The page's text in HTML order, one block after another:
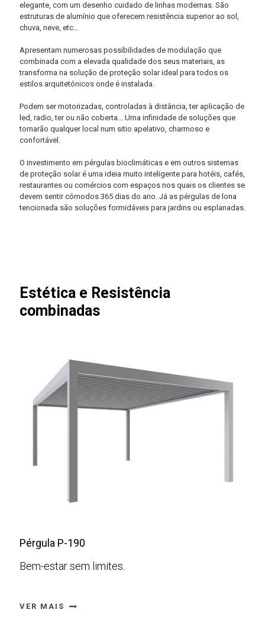
elegante, com um desenho cuidado de linhas modernas. São
estruturas de alumínio que oferecem resistência superior ao sol,
chuva, neve, etc...
Apresentam numerosas possibilidades de modulação que
combinada com a elevada qualidade dos seus materiais, as
transforma na solução de proteção solar ideal para todos os
estilos arquitetónicos onde é instalada.
Podem ser motorizadas, controladas à distância, ter aplicação de
led, radio, ter ou não coberta... Uma infinidade de soluções que
tornarão qualquer local num sitio apelativo, charmoso e
confortável.
O investimento em pérgulas bioclimáticas e em outros sistemas
de proteção solar é uma ideia muito inteligente para hotéis, cafés,
restaurantes ou comércios com espaços nos quais os clientes se
devem sentir cómodos 365 dias do ano. Já as pérgulas de lona
tencionada são soluções formidáveis para jardins ou esplanadas.
Bem-estar sem limites.
Estética e Resistência
combinadas
Estética e Resistência
combinadas
Pérgula P-190
Bem-estar sem limites.
VER MAIS